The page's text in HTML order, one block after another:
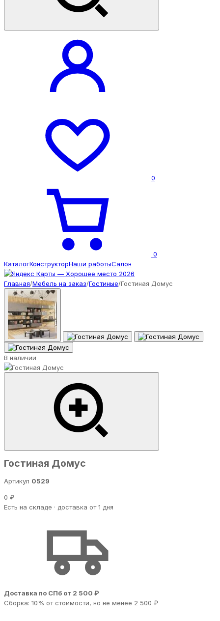
0
0
КаталогКонструкторНаши работыСалон
Главная/Мебель на заказ/Гостиные/Гостиная Домус
В наличии
Гостиная Домус
Артикул 0529
0 ₽
Есть на складе · доставка от 1 дня
Доставка по СПб от 2 500 ₽
Сборка: 10% от стоимости, но не менее 2 500 ₽